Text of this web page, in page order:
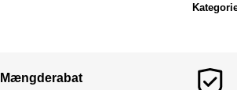
Mængderabat